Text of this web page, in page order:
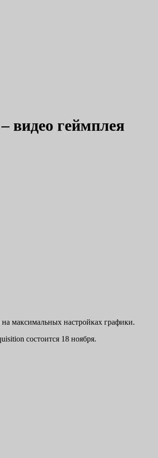
видео геймплея
максимальных настройках графики.
состоится 18 ноября.